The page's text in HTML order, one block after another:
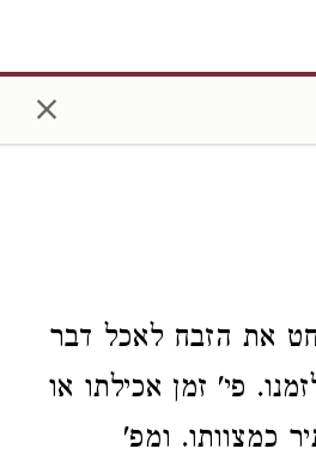
×
את הזבח לאכל דבר
פי' זמן אכילתו או
כמצוותו. ומפ'